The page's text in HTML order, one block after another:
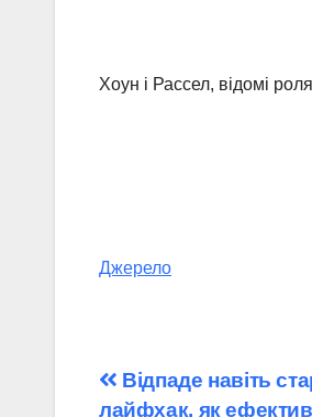
Хоун і Рассел, відомі
Джерело
Навігація
Відпаде навіть
лайфхак, як